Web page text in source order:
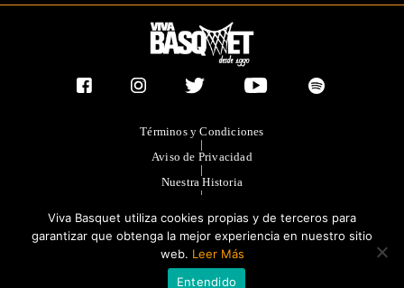
Términos y Condiciones
|
Aviso de Privacidad
|
Nuestra Historia
|
|
Publicidad
®TODOS LOS DERECHOS RESERVADOS 2023. GRUPO OLIMPIA
Viva Basquet utiliza cookies propias y de terceros para
garantizar que obtenga la mejor experiencia en nuestro sitio
web. Leer Más
Entendido